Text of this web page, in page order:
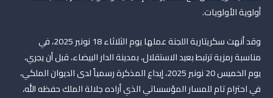
أولوية الأولويات.
وقد أنهت سكريتارية اللجنة عملها يوم الثلاثاء 18 نونبر 2025، في
مناسبة رمزية ترتبط بعيد الاستقلال، بمدينة الدار البيضاء، قبل أن يجري،
يوم الخميس 20 نونبر 2025، إيداع المذكرة رسمياً لدى الديوان الملكي،
في احترام تام للمسار المؤسساتي الذي أراده جلالة الملك حفظه الله،